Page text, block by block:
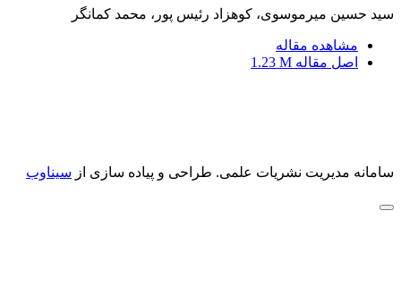
سید حسین میرموسوی، کوهزاد رئیس پور، محمد کمانگر
مشاهده مقاله
اصل مقاله 1.23 M
سامانه مدیریت نشریات علمی. طراحی و پیاده سازی از سیناوب